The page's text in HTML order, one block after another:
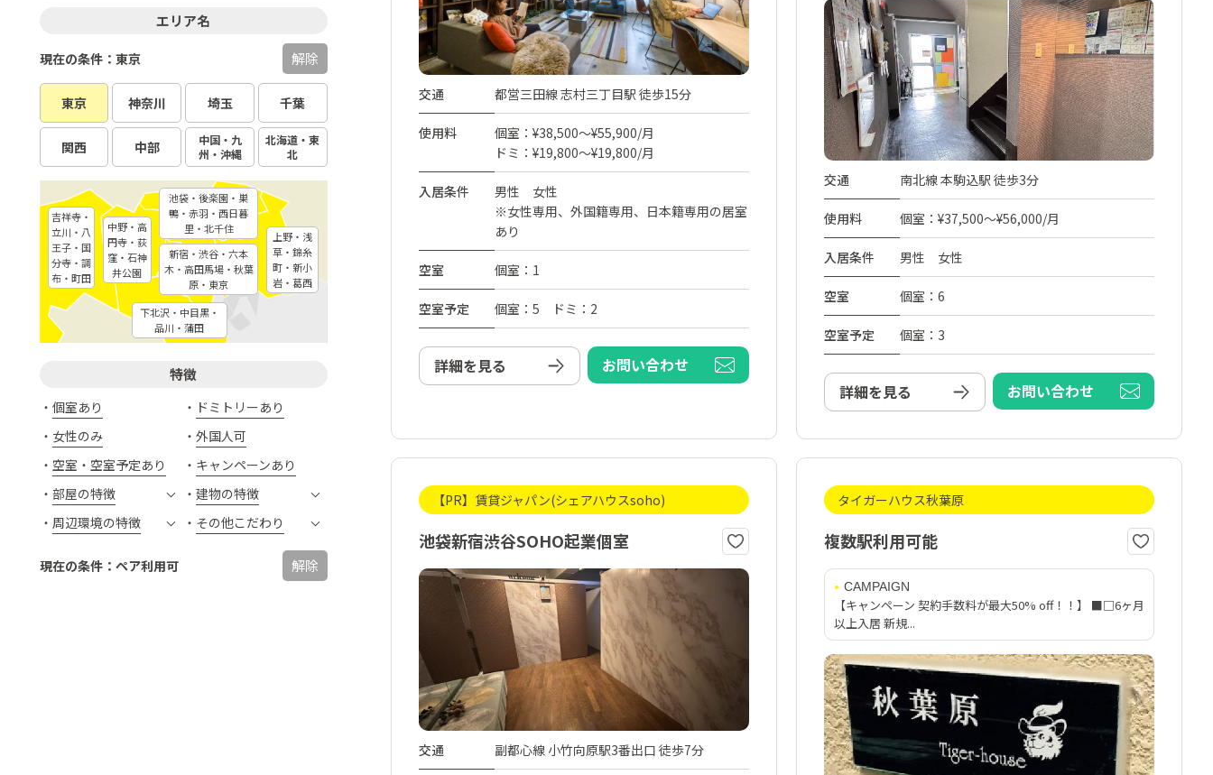
エリア名
東京 神奈川 埼玉 千葉
関西 中部
中国・九
州・沖縄
北海道・東
北
現在の条件：東京 解除
新宿・渋谷・六本
木・高田馬場・秋葉
原・東京
中野・高
円寺・荻
窪・石神
井公園
下北沢・中目黒・
品川・蒲田
池袋・後楽園・巣
鴨・赤羽・西日暮
里・北千住
上野・浅
草・錦糸
町・新小
岩・葛西
吉祥寺・
立川・八
王子・国
分寺・調
布・町田
特徴
個室あり
ドミトリーあり
女性のみ
外国人可
空室・空室予定あり
キャンペーンあり
部屋の特徴
建物の特徴
周辺環境の特徴
その他こだわり
現在の条件：ペア利用可 解除
交通 都営三田線 志村三丁目駅 徒歩15分
使用料
個室：¥38,500～¥55,900/月
ドミ：¥19,800～¥19,800/月
入居条件
男性 女性
※女性専用、外国籍専用、日本籍専用の居室
あり
空室 個室：1
空室予定 個室：5 ドミ：2
詳細を見る お問い合わせ
交通 南北線 本駒込駅 徒歩3分
使用料 個室：¥37,500～¥56,000/月
入居条件 男性 女性
空室 個室：6
空室予定 個室：3
詳細を見る お問い合わせ
【PR】賃貸ジャパン(シェアハウスsoho)
池袋新宿渋谷SOHO起業個室
交通 副都心線 小竹向原駅3番出口 徒歩7分
タイガーハウス秋葉原
複数駅利用可能
CAMPAIGN
【キャンペーン 契約手数料が最大50% off！！】 ■□6ヶ月
以上入居 新規...